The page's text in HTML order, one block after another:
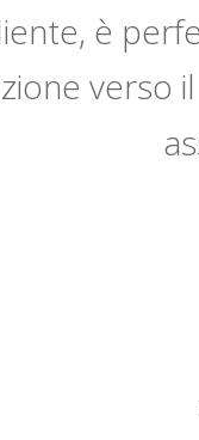
è
verso